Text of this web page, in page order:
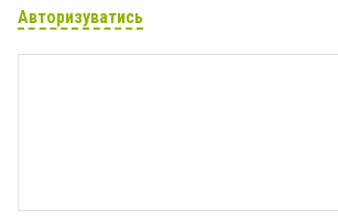
Авторизуватись